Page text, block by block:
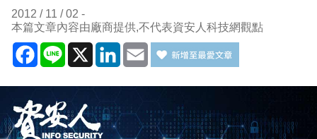
2012 / 11 / 02
本篇文章內容由廠商提供,不代表資安人科技網觀點
Facebook
Line X LinkedIn
Email